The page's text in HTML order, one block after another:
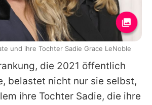
die 2021 öffentlich
belastet nicht nur sie selbst,
ihre Tochter Sadie, die ihre
und ihre Tochter Sadie Grace LeNoble